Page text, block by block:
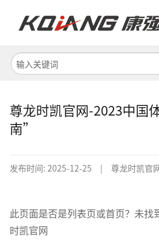
首页
产品中心
尊龙时凯官网-2023中国
南”
发布时间: 2025-12-25 | 尊龙时凯官
此页面是否是列表页或首页？未
时凯官网